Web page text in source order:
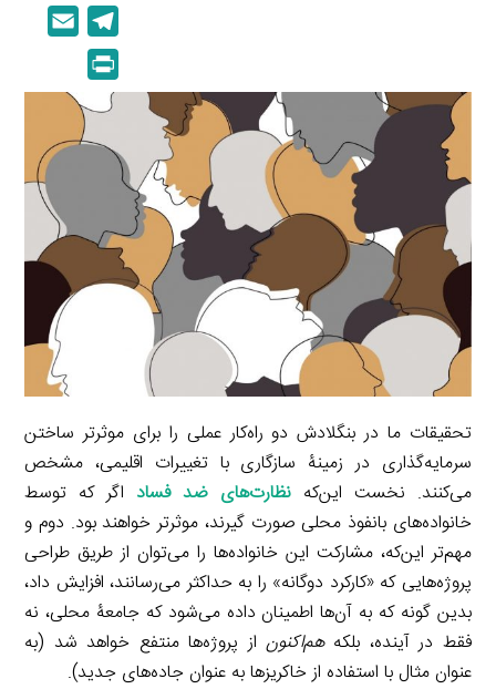
o
p
y
L
i
i
n
e
I
n
e
l
e
g
m
l
i
تحقیقات ما در بنگلادش دو راه‌کار عملی را برای موثرتر ساختن
سرمایه‌گذاری در زمینۀ سازگاری با تغییرات اقلیمی، مشخص
می‌کنند. نخست این‌کهنظارت‌های ضد فساد اگر که توسط
خانواده‌های بانفوذ محلی صورت گیرند، موثرتر خواهند بود. دوم و
مهم‌تر این‌که، مشارکت این خانواده‌ها را می‌توان از طریق طراحی
پروژه‌هایی که «کارکرد دوگانه» را به حداکثر می‌رسانند، افزایش داد،
بدین گونه که به آن‌ها اطمینان‌ داده می‌‌شود که جامعۀ محلی، نه
فقط در آینده، بلکههم‌اکنون از پروژه‌ها منتفع خواهد شد (به
عنوان مثال با استفاده از خاکریزها به عنوان جاده‌های جدید).